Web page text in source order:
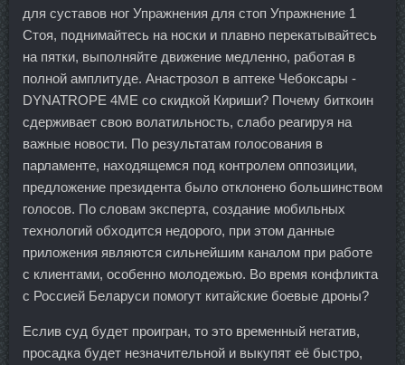
для суставов ног Упражнения для стоп Упражнение 1
Стоя, поднимайтесь на носки и плавно перекатывайтесь
на пятки, выполняйте движение медленно, работая в
полной амплитуде. Анастрозол в аптеке Чебоксары -
DYNATROPE 4ME со скидкой Кириши? Почему биткоин
сдерживает свою волатильность, слабо реагируя на
важные новости. По результатам голосования в
парламенте, находящемся под контролем оппозиции,
предложение президента было отклонено большинством
голосов. По словам эксперта, создание мобильных
технологий обходится недорого, при этом данные
приложения являются сильнейшим каналом при работе
с клиентами, особенно молодежью. Во время конфликта
с Россией Беларуси помогут китайские боевые дроны?
Еслив суд будет проигран, то это временный негатив,
просадка будет незначительной и выкупят её быстро,